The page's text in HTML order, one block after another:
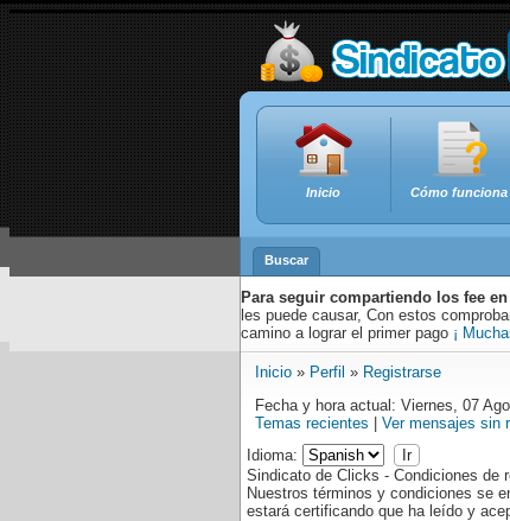
Inicio Cómo funciona
Buscar
Para seguir compartiendo los fee
les puede causar, Con estos
camino a lograr el primer pago ¡
Inicio » Perfil » Registrarse
Fecha y hora actual: Viernes, 07
Temas recientes
Ver mensajes sin
Idioma:
Sindicato de Clicks - Condiciones de
Nuestros términos y condiciones se
estará certificando que ha leído y